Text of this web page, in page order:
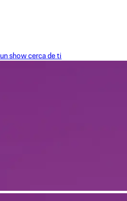
show cerca de ti